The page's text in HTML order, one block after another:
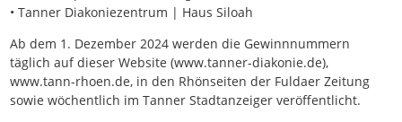
• Tanner Diakoniezentrum | Haus Siloah
Ab dem 1. Dezember 2024 werden die Gewinnnummern
täglich auf dieser Website (www.tanner-diakonie.de),
www.tann-rhoen.de, in den Rhönseiten der Fuldaer Zeitung
sowie wöchentlich im Tanner Stadtanzeiger veröffentlicht.